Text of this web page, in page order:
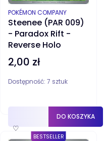
Steenee (PAR 009)
- Paradox Rift -
Reverse Holo
PRODUCENT
POKÉMON COMPANY
Cena
2,00 zł
Dostępność: 7 sztuk
♡
DO KOSZYKA
BESTSELLER